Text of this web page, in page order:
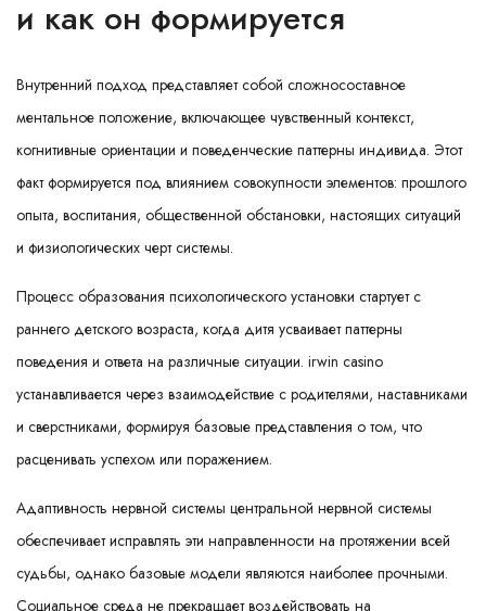
и как он формируется
Внутренний подход представляет собой сложносоставное
ментальное положение, включающее чувственный контекст,
когнитивные ориентации и поведенческие паттерны индивида. Этот
факт формируется под влиянием совокупности элементов: прошлого
опыта, воспитания, общественной обстановки, настоящих ситуаций
и физиологических черт системы.
Процесс образования психологического установки стартует с
раннего детского возраста, когда дитя усваивает паттерны
поведения и ответа на различные ситуации. irwin casino
устанавливается через взаимодействие с родителями, наставниками
и сверстниками, формируя базовые представления о том, что
расценивать успехом или поражением.
Адаптивность нервной системы центральной нервной системы
обеспечивает исправлять эти направленности на протяжении всей
судьбы, однако базовые модели являются наиболее прочными.
Социальное среда не прекращает воздействовать на